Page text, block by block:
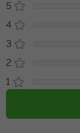
5
4
3
2
1